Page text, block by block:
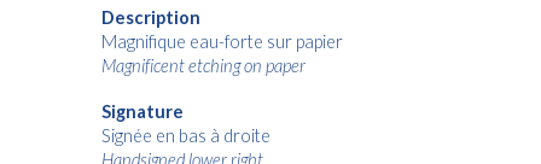
Description
Magnifique eau-forte sur papier
Magnificent etching on paper
Signature
Signée en bas à droite